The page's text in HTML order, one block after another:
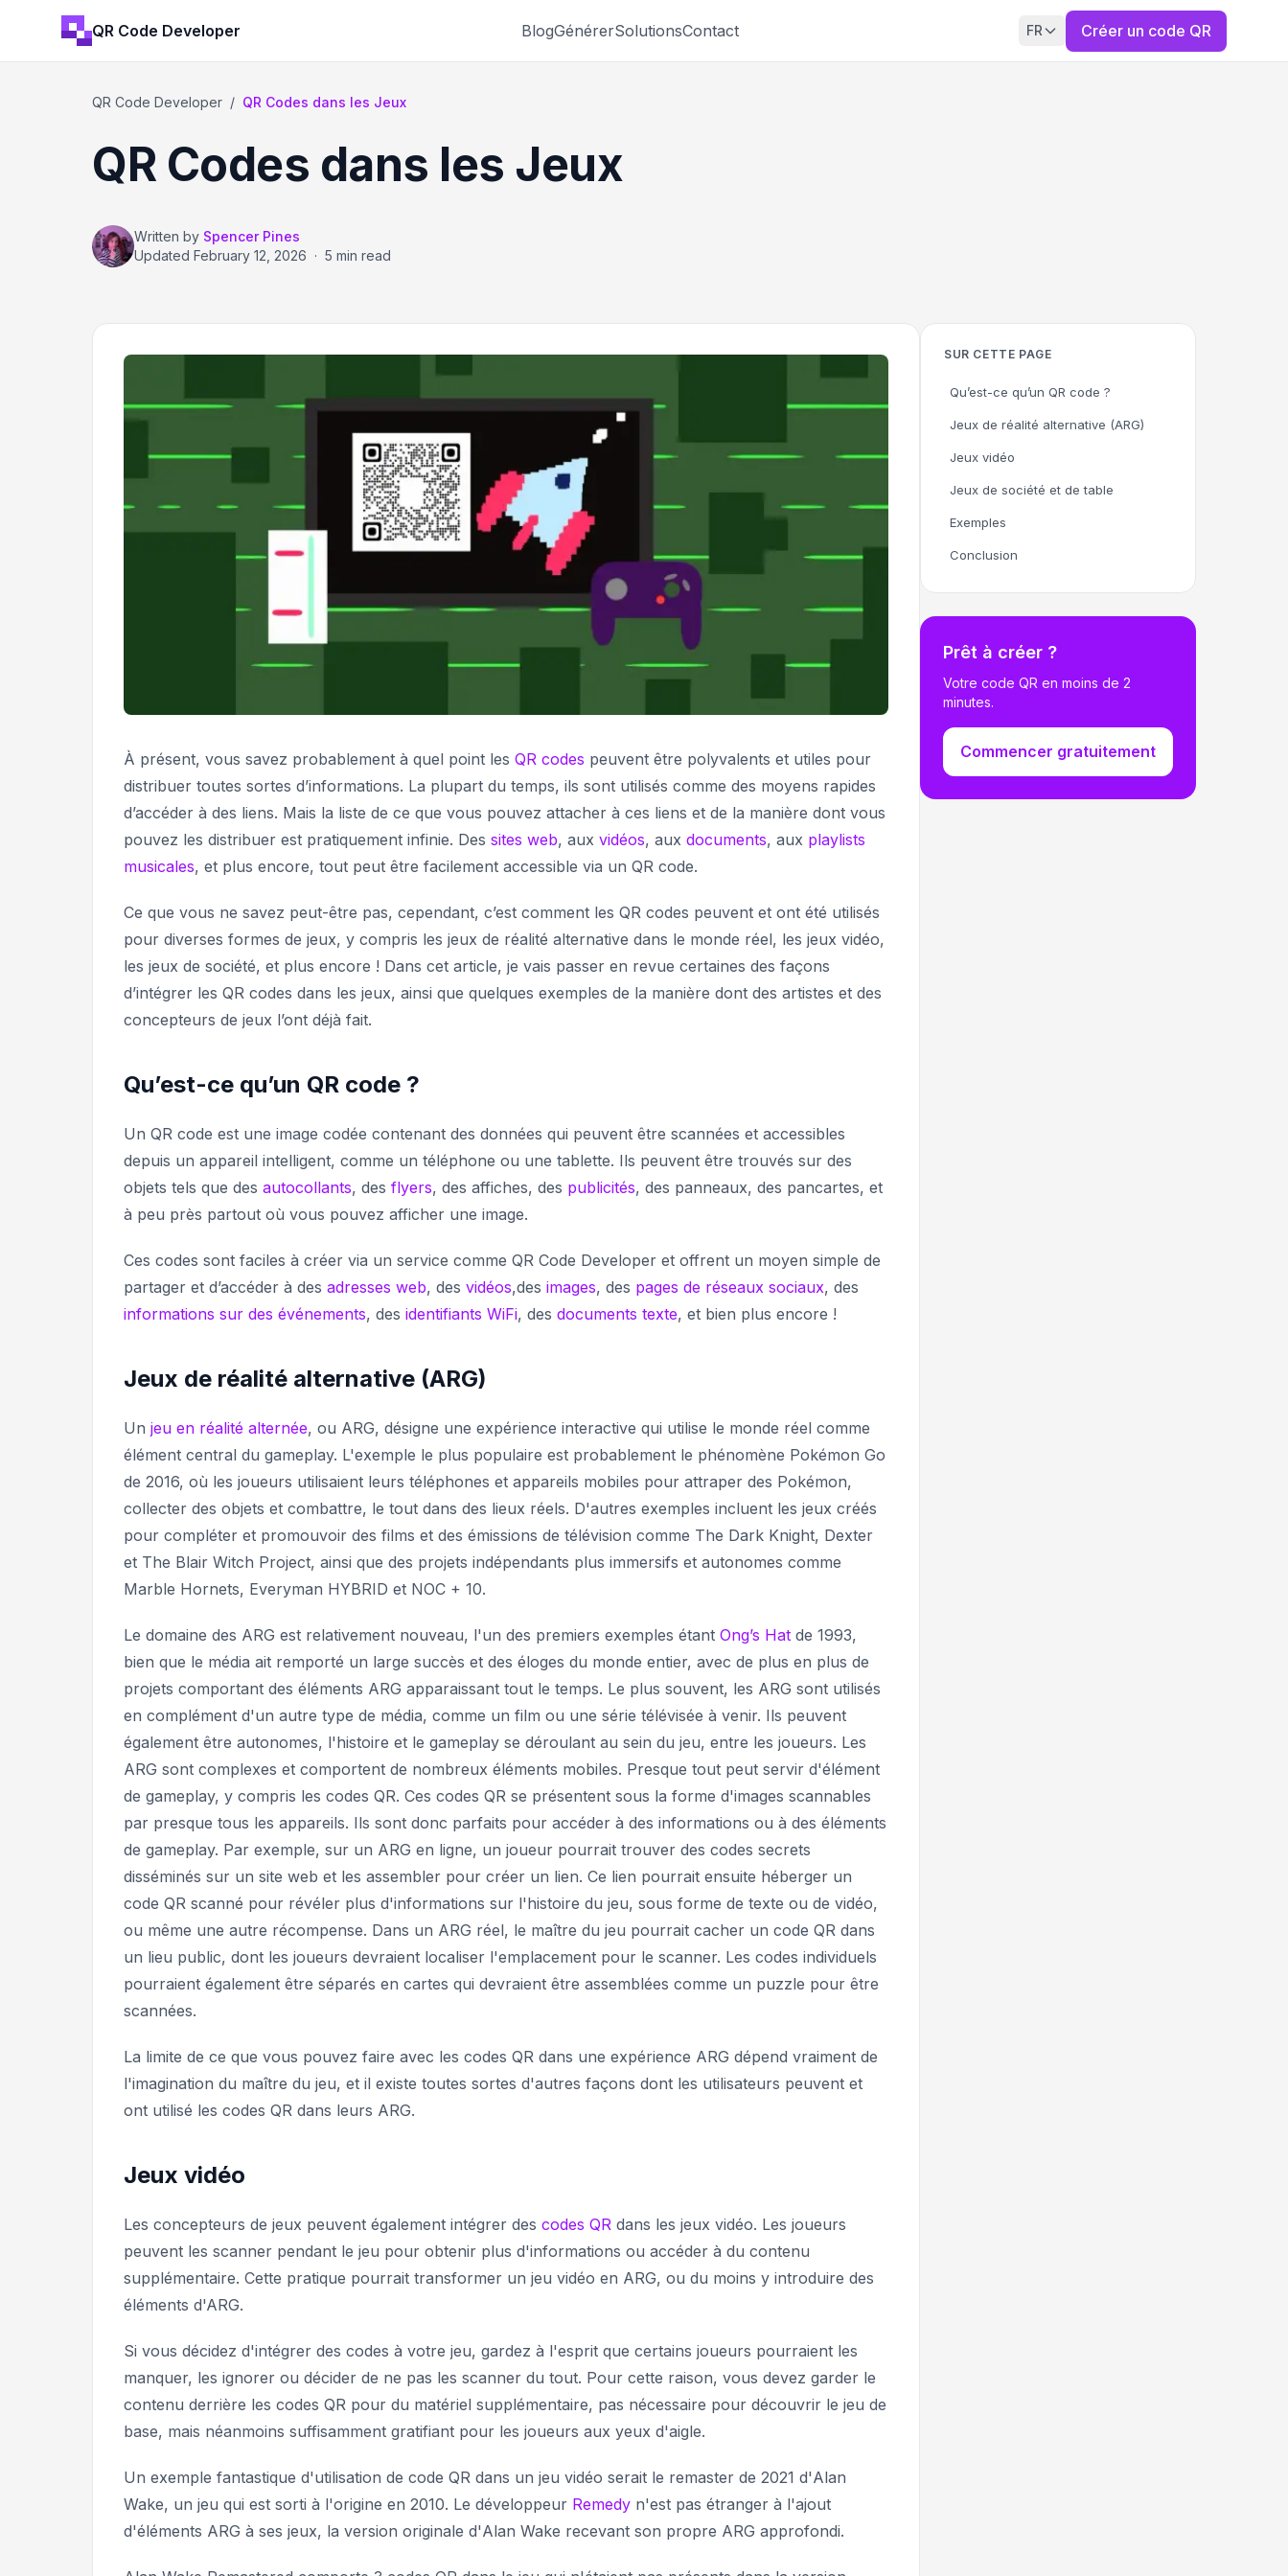
QR Code Developer BlogGénérerSolutionsContact FR Créer un code QR
QR Code Developer / QR Codes dans les Jeux
QR Codes dans les Jeux
Written by Spencer Pines
Updated February 12, 2026 · 5 min read
À présent, vous savez probablement à quel point les QR codes peuvent être polyvalents et utiles pour
distribuer toutes sortes d’informations. La plupart du temps, ils sont utilisés comme des moyens rapides
d’accéder à des liens. Mais la liste de ce que vous pouvez attacher à ces liens et de la manière dont vous
pouvez les distribuer est pratiquement infinie. Des sites web, aux vidéos, aux documents, aux playlists
musicales, et plus encore, tout peut être facilement accessible via un QR code.
Ce que vous ne savez peut-être pas, cependant, c’est comment les QR codes peuvent et ont été utilisés
pour diverses formes de jeux, y compris les jeux de réalité alternative dans le monde réel, les jeux vidéo,
les jeux de société, et plus encore ! Dans cet article, je vais passer en revue certaines des façons
d’intégrer les QR codes dans les jeux, ainsi que quelques exemples de la manière dont des artistes et des
concepteurs de jeux l’ont déjà fait.
Qu’est-ce qu’un QR code ?
Un QR code est une image codée contenant des données qui peuvent être scannées et accessibles
depuis un appareil intelligent, comme un téléphone ou une tablette. Ils peuvent être trouvés sur des
objets tels que des autocollants, des flyers, des affiches, des publicités, des panneaux, des pancartes, et
à peu près partout où vous pouvez afficher une image.
Ces codes sont faciles à créer via un service comme QR Code Developer et offrent un moyen simple de
partager et d’accéder à des adresses web, des vidéos,des images, des pages de réseaux sociaux, des
informations sur des événements, des identifiants WiFi, des documents texte, et bien plus encore !
Jeux de réalité alternative (ARG)
Un jeu en réalité alternée, ou ARG, désigne une expérience interactive qui utilise le monde réel comme
élément central du gameplay. L'exemple le plus populaire est probablement le phénomène Pokémon Go
de 2016, où les joueurs utilisaient leurs téléphones et appareils mobiles pour attraper des Pokémon,
collecter des objets et combattre, le tout dans des lieux réels. D'autres exemples incluent les jeux créés
pour compléter et promouvoir des films et des émissions de télévision comme The Dark Knight, Dexter
et The Blair Witch Project, ainsi que des projets indépendants plus immersifs et autonomes comme
Marble Hornets, Everyman HYBRID et NOC + 10.
Le domaine des ARG est relativement nouveau, l'un des premiers exemples étant Ong’s Hat de 1993,
bien que le média ait remporté un large succès et des éloges du monde entier, avec de plus en plus de
projets comportant des éléments ARG apparaissant tout le temps. Le plus souvent, les ARG sont utilisés
en complément d'un autre type de média, comme un film ou une série télévisée à venir. Ils peuvent
également être autonomes, l'histoire et le gameplay se déroulant au sein du jeu, entre les joueurs. Les
ARG sont complexes et comportent de nombreux éléments mobiles. Presque tout peut servir d'élément
de gameplay, y compris les codes QR. Ces codes QR se présentent sous la forme d'images scannables
par presque tous les appareils. Ils sont donc parfaits pour accéder à des informations ou à des éléments
de gameplay. Par exemple, sur un ARG en ligne, un joueur pourrait trouver des codes secrets
disséminés sur un site web et les assembler pour créer un lien. Ce lien pourrait ensuite héberger un
code QR scanné pour révéler plus d'informations sur l'histoire du jeu, sous forme de texte ou de vidéo,
ou même une autre récompense. Dans un ARG réel, le maître du jeu pourrait cacher un code QR dans
un lieu public, dont les joueurs devraient localiser l'emplacement pour le scanner. Les codes individuels
pourraient également être séparés en cartes qui devraient être assemblées comme un puzzle pour être
scannées.
La limite de ce que vous pouvez faire avec les codes QR dans une expérience ARG dépend vraiment de
l'imagination du maître du jeu, et il existe toutes sortes d'autres façons dont les utilisateurs peuvent et
ont utilisé les codes QR dans leurs ARG.
Jeux vidéo
Les concepteurs de jeux peuvent également intégrer des codes QR dans les jeux vidéo. Les joueurs
peuvent les scanner pendant le jeu pour obtenir plus d'informations ou accéder à du contenu
supplémentaire. Cette pratique pourrait transformer un jeu vidéo en ARG, ou du moins y introduire des
éléments d'ARG.
Si vous décidez d'intégrer des codes à votre jeu, gardez à l'esprit que certains joueurs pourraient les
manquer, les ignorer ou décider de ne pas les scanner du tout. Pour cette raison, vous devez garder le
contenu derrière les codes QR pour du matériel supplémentaire, pas nécessaire pour découvrir le jeu de
base, mais néanmoins suffisamment gratifiant pour les joueurs aux yeux d'aigle.
Un exemple fantastique d'utilisation de code QR dans un jeu vidéo serait le remaster de 2021 d'Alan
Wake, un jeu qui est sorti à l'origine en 2010. Le développeur Remedy n'est pas étranger à l'ajout
d'éléments ARG à ses jeux, la version originale d'Alan Wake recevant son propre ARG approfondi.
SUR CETTE PAGE
Qu’est-ce qu’un QR code ?
Jeux de réalité alternative (ARG)
Jeux vidéo
Jeux de société et de table
Exemples
Conclusion
Prêt à créer ?
Votre code QR en moins de 2
minutes.
Commencer gratuitement